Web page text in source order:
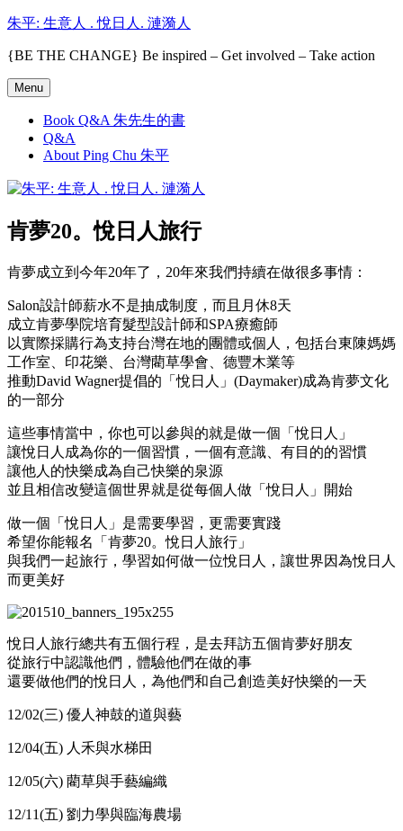
Skip
content
朱平: 生意人 . 悅日人. 漣漪人
{BE THE CHANGE} Be inspired – Get involved – Take action
Menu
Book Q&A 朱先生的書
Q&A
About Ping Chu 朱平
肯夢20。悅日人旅行
肯夢成立到今年20年了，20年來我們持續在做很多事情：
Salon設計師薪水不是抽成制度，而且月休8天
成立肯夢學院培育髮型設計師和SPA療癒師
以實際採購行為支持台灣在地的團體或個人，包括台東陳媽媽
工作室、印花樂、台灣藺草學會、德豐木業等
推動David Wagner提倡的「悅日人」(Daymaker)成為肯夢文化
的一部分
這些事情當中，你也可以參與的就是做一個「悅日人」
讓悅日人成為你的一個習慣，一個有意識、有目的的習慣
讓他人的快樂成為自己快樂的泉源
並且相信改變這個世界就是從每個人做「悅日人」開始
做一個「悅日人」是需要學習，更需要實踐
希望你能報名「肯夢20。悅日人旅行」
與我們一起旅行，學習如何做一位悅日人，讓世界因為悅日人
而更美好
悅日人旅行總共有五個行程，是去拜訪五個肯夢好朋友
從旅行中認識他們，體驗他們在做的事
還要做他們的悅日人，為他們和自己創造美好快樂的一天
12/02(三) 優人神鼓的道與藝
12/04(五) 人禾與水梯田
12/05(六) 藺草與手藝編織
12/11(五) 劉力學與臨海農場